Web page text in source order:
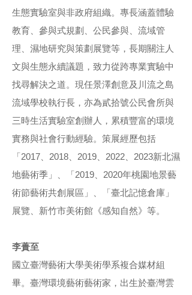
生態實驗室與非政府組織。專長涵蓋體驗
教育、參與式規劃、公民參與、流域管
理、濕地研究與策劃展覽等，長期關注人
文與生態永續議題，致力從跨專業實驗中
找尋解決之道。現任景澤創意及川流之島
流域學校執行長，亦為貳拾號公民會所與
三時生活實驗室創辦人，累積豐富的環境
實務與社會行動經驗。策展經歷包括
「2017、2018、2019、2022、2023新北濕
地藝術季」、「2019、2020年桃園地景藝
術節藝術共創展區」、「臺北記憶倉庫」
展覽、新竹市美術館《感知自然》等。
李蕢至
國立臺灣藝術大學美術學系複合媒材組
畢。臺灣環境藝術藝術家，出生於臺灣雲